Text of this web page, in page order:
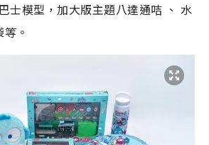
士模型，加大版主題八達通咭 、 水
。